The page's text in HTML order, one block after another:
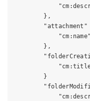
        },
"attachment"
        },
        }